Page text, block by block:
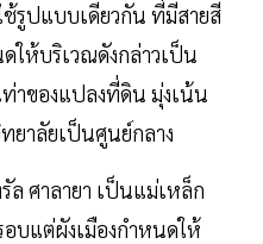
ช้รูปแบบเดียวกัน ที่มีสายสี
ให้บริเวณดังกล่าวเป็น
าของแปลงที่ดิน มุ่งเน้น
าลัยเป็นศูนย์กลาง
ล ศาลายา เป็นแม่เหล็ก
อบแต่ผังเมืองกำหนดให้